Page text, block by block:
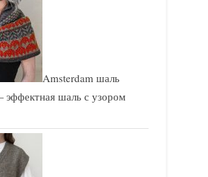
Amsterdam шаль
шаль с узором